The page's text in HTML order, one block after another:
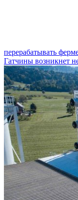
перерабатывать
Гатчины возникнет